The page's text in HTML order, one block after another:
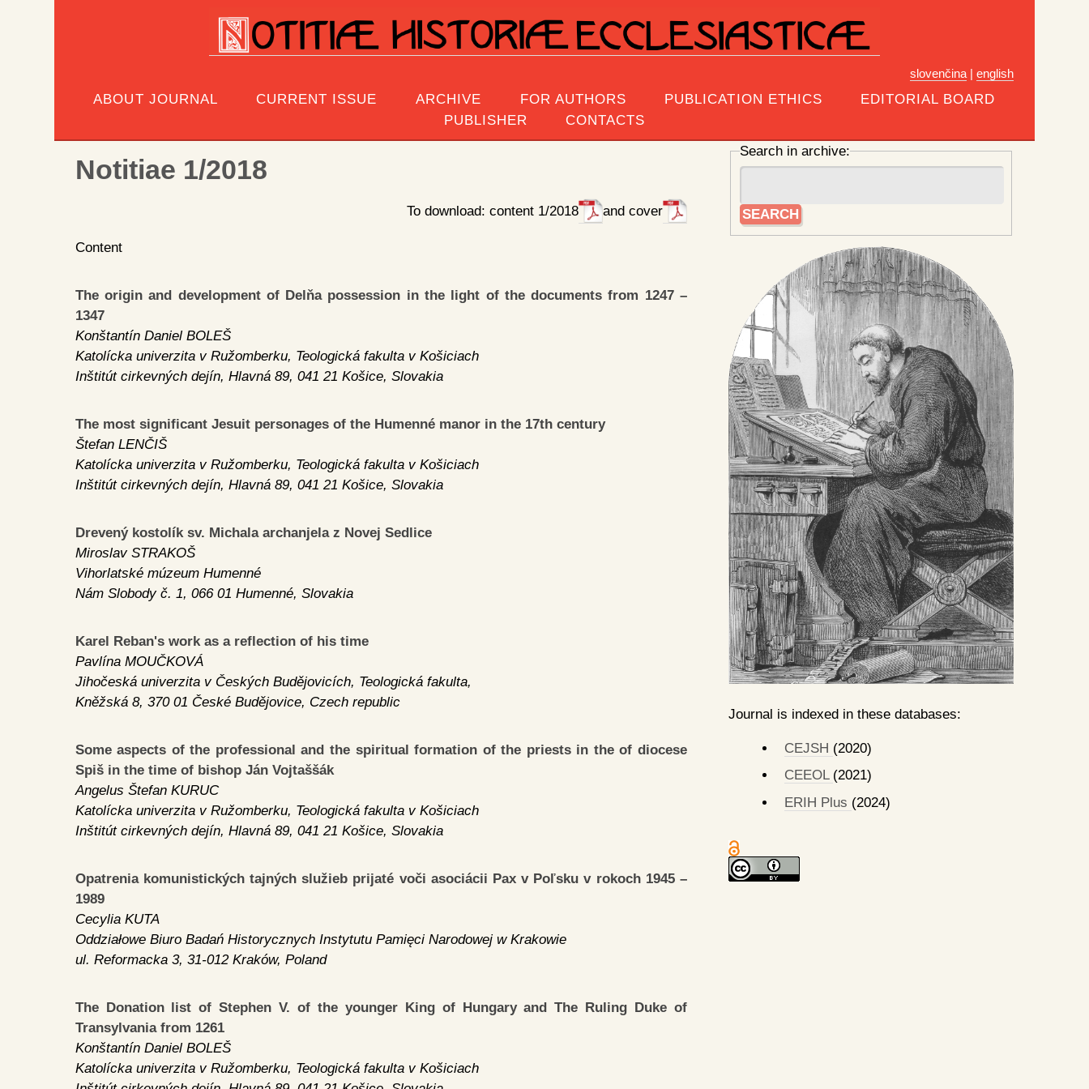
slovenčina |english
ABOUT JOURNAL CURRENT ISSUE ARCHIVE FOR AUTHORS PUBLICATION ETHICS
EDITORIAL BOARD
PUBLISHER
CONTACTS
Notitiae 1/2018
To download: content 1/2018 and cover
Content
The origin and development of Delňa possession in the light of the documents from 1247 –
1347
Konštantín Daniel BOLEŠ
Katolícka univerzita v Ružomberku, Teologická fakulta v Košiciach
Inštitút cirkevných dejín, Hlavná 89, 041 21 Košice, Slovakia
The most significant Jesuit personages of the Humenné manor in the 17th century
Štefan LENČIŠ
Katolícka univerzita v Ružomberku, Teologická fakulta v Košiciach
Inštitút cirkevných dejín, Hlavná 89, 041 21 Košice, Slovakia
Drevený kostolík sv. Michala archanjela z Novej Sedlice
Miroslav STRAKOŠ
Vihorlatské múzeum Humenné
Nám Slobody č. 1, 066 01 Humenné, Slovakia
Karel Reban's work as a reflection of his time
Pavlína MOUČKOVÁ
Jihočeská univerzita v Českých Budějovicích, Teologická fakulta,
Kněžská 8, 370 01 České Budějovice, Czech republic
Some aspects of the professional and the spiritual formation of the priests in the of diocese
Spiš in the time of bishop Ján Vojtaššák
Angelus Štefan KURUC
Katolícka univerzita v Ružomberku, Teologická fakulta v Košiciach
Inštitút cirkevných dejín, Hlavná 89, 041 21 Košice, Slovakia
Opatrenia komunistických tajných služieb prijaté voči asociácii Pax v Poľsku v rokoch 1945 –
1989
Cecylia KUTA
Oddziałowe Biuro Badań Historycznych Instytutu Pamięci Narodowej w Krakowie
ul. Reformacka 3, 31-012 Kraków, Poland
The Donation list of Stephen V. of the younger King of Hungary and The Ruling Duke of
Transylvania from 1261
Konštantín Daniel BOLEŠ
Katolícka univerzita v Ružomberku, Teologická fakulta v Košiciach
Search in archive:
Journal is indexed in these databases:
CEJSH (2020)
CEEOL (2021)
ERIH Plus (2024)